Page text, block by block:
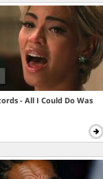
- All I Could Do Was